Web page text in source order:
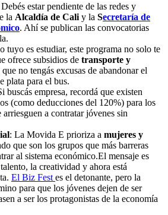
Debés estar pendiente de las redes y
la Alcaldía de Cali y la Secretaría de
. Ahí se publican las convocatorias
tuyo es estudiar, este programa no solo te
ofrece subsidios de transporte y
que no tengás excusas de abandonar el
plata para el bus.
buscás empresa, recordá que existen
(como deducciones del 120%) para los
arriesguen a contratar jóvenes sin
: La Movida E prioriza a mujeres y
que son los grupos que más barreras
al sistema económico.El mensaje es
la creatividad y ahora está
El Biz Fest es el detonante, pero la
para que los jóvenes dejen de ser
a ser los protagonistas de la economía